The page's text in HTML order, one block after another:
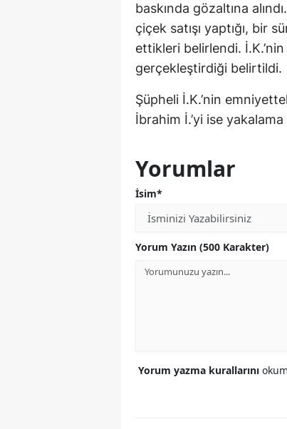
baskında gözaltına
çiçek satışı yaptığı, bir
ettikleri belirlendi.
gerçekleştirdiği belirtildi.
Şüpheli İ.K.’nin
İbrahim İ.’yi ise
Yorumlar
İsim*
Yorum Yazın (500 Karakter)
Yorum yazma kurallarını